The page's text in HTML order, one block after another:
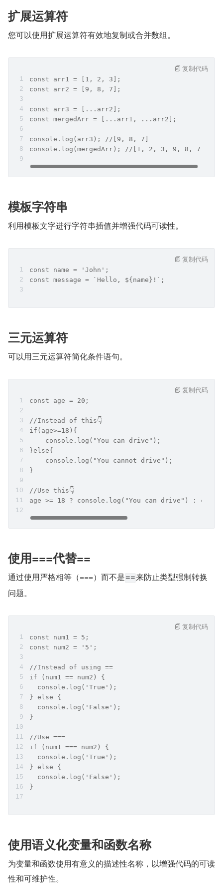
扩展运算符
您可以使用扩展运算符有效地复制或合并数组。
const arr1 = [1, 2, 3];
const arr2 = [9, 8, 7];
const arr3 = [...arr2];
const mergedArr = [...arr1, ...arr2];
console.log(arr3); //[9, 8, 7]
console.log(mergedArr); //[1, 2, 3, 9, 8, 7]
复制代码
模板字符串
利用模板文字进行字符串插值并增强代码可读性。
const name = 'John';
const message = `Hello, ${name}!`;
复制代码
三元运算符
可以用三元运算符简化条件语句。
const age = 20;
//Instead of this👇
if(age>=18){
    console.log("You can drive");
}else{
    console.log("You cannot drive");
}
//Use this👇
age >= 18 ? console.log("You can drive") :
复制代码
使用===代替==
通过使用严格相等（===）而不是==来防止类型强制转换
问题。
const num1 = 5;
const num2 = '5';
//Instead of using ==
if (num1 == num2) {
  console.log('True');
} else {
  console.log('False');
}
//Use ===
if (num1 === num2) {
  console.log('True');
} else {
  console.log('False');
}
复制代码
使用语义化变量和函数名称
为变量和函数使用有意义的描述性名称，以增强代码的可读
性和可维护性。